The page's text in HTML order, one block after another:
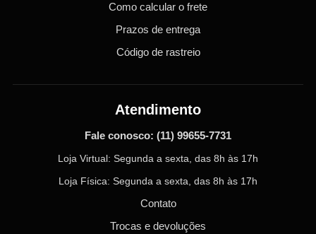
Como calcular o frete
Prazos de entrega
Código de rastreio
Atendimento
Fale conosco: (11) 99655-7731
Loja Virtual: Segunda a sexta, das 8h às 17h
Loja Física: Segunda a sexta, das 8h às 17h
Contato
Trocas e devoluções